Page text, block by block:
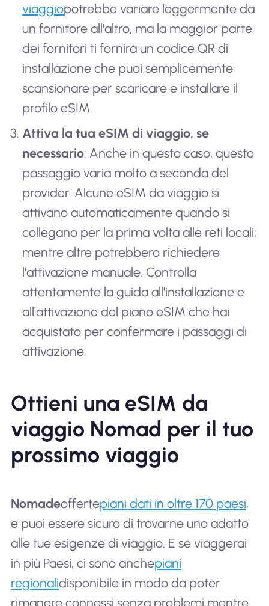
viaggiopotrebbe variare leggermente da
un fornitore all'altro, ma la maggior parte
dei fornitori ti fornirà un codice QR di
installazione che puoi semplicemente
scansionare per scaricare e installare il
profilo eSIM.
Attiva la tua eSIM di viaggio, se
necessario: Anche in questo caso, questo
passaggio varia molto a seconda del
provider. Alcune eSIM da viaggio si
attivano automaticamente quando si
collegano per la prima volta alle reti locali;
mentre altre potrebbero richiedere
l'attivazione manuale. Controlla
attentamente la guida all'installazione e
all'attivazione del piano eSIM che hai
acquistato per confermare i passaggi di
attivazione.
Ottieni una eSIM da
viaggio Nomad per il tuo
prossimo viaggio
Nomadeoffertepiani dati in oltre 170 paesi,
e puoi essere sicuro di trovarne uno adatto
alle tue esigenze di viaggio. E se viaggerai
in più Paesi, ci sono anchepiani
regionalidisponibile in modo da poter
rimanere connessi senza problemi mentre